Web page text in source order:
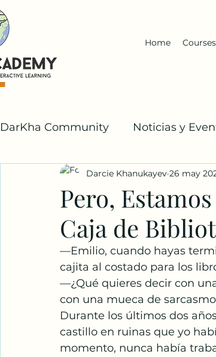
Home Courses
DarKha Community Noticias y
Español Valencià El Equipo
Los Niños DarKha
Pero,
Caja de
Darcie Khanukayev 26 may
—Emilio, cuando hayas
cajita al costado para los
—¿Qué quieres decir con
con una mueca de
Durante los últimos dos
castillo en ruinas que yo
momento, nunca había